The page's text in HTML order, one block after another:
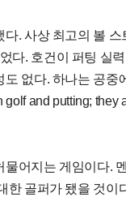
다. 사상 최고의 볼
다. 호건이 퍼팅 실
도 없다. 하나는 공
and putting; they
어지는 게임이다.
한 골퍼가 됐을 것이